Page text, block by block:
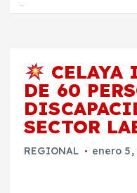
CELAYA
DE 60
SECTOR
REGIONAL enero 5,